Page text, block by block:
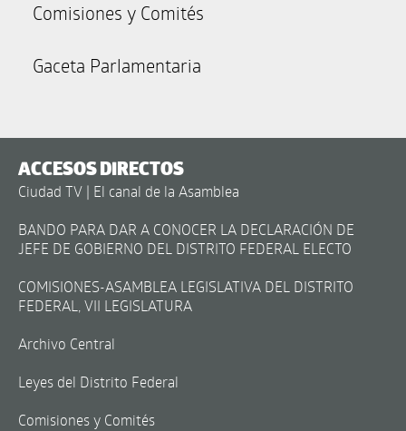
Comisiones y Comités
Gaceta Parlamentaria
ACCESOS DIRECTOS
Ciudad TV | El canal de la Asamblea
BANDO PARA DAR A CONOCER LA DECLARACIÓN DE
JEFE DE GOBIERNO DEL DISTRITO FEDERAL ELECTO
COMISIONES-ASAMBLEA LEGISLATIVA DEL DISTRITO
FEDERAL, VII LEGISLATURA
Archivo Central
Leyes del Distrito Federal
Comisiones y Comités